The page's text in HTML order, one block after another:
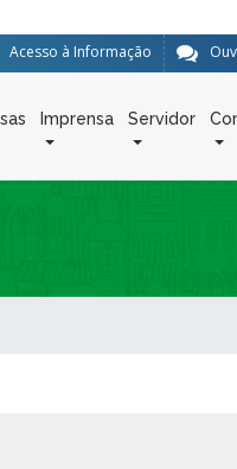
Acesso à Informação
Imprensa Servidor